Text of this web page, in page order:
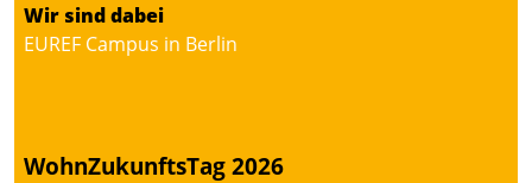
Wir sind dabei
EUREF Campus in Berlin
WohnZukunftsTag 2026